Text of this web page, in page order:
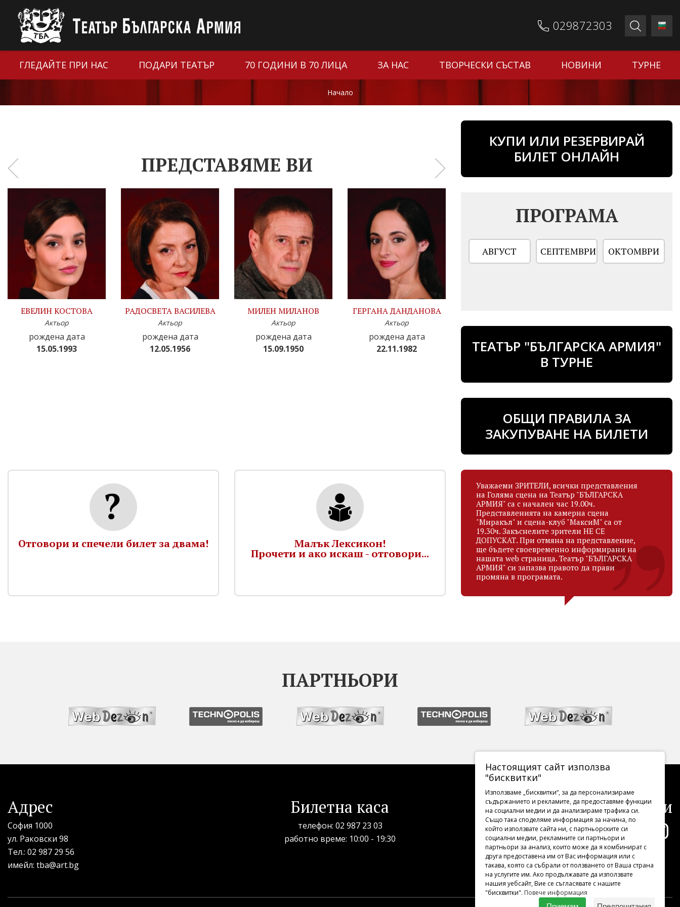
029872303
ГЛЕДАЙТЕ ПРИ НАС ПОДАРИ ТЕАТЪР 70 ГОДИНИ В 70 ЛИЦА ЗА НАС ТВОРЧЕСКИ СЪСТАВ НОВИНИ ТУРНЕ
Начало
ПРЕДСТАВЯМЕ ВИ
ЕВЕЛИН КОСТОВА
Актьор
рождена дата
15.05.1993
РАДОСВЕТА ВАСИЛЕВА
Актьор
рождена дата
12.05.1956
МИЛЕН МИЛАНОВ
Актьор
рождена дата
15.09.1950
ГЕРГАНА ДАНДАНОВА
Актьор
рождена дата
22.11.1982
03.05.1972
12.12.1992
‹ ›
КУПИ ИЛИ РЕЗЕРВИРАЙ
БИЛЕТ ОНЛАЙН
ПРОГРАМА
АВГУСТ СЕПТЕМВРИ ОКТОМВРИ
ТЕАТЪР "БЪЛГАРСКА АРМИЯ"
В ТУРНЕ
ОБЩИ ПРАВИЛА ЗА
ЗАКУПУВАНЕ НА БИЛЕТИ
Отговори и спечели билет за двама! Малък Лексикон!
Прочети и ако искаш - отговори...
Уважаеми ЗРИТЕЛИ, всички представления
на Голяма сцена на Театър "БЪЛГАРСКА
АРМИЯ" са с начален час 19.00ч.
Представленията на камерна сцена
"Миракъл" и сцена-клуб "МаксиМ" са от
19.30ч. Закъснелите зрители НЕ СЕ
ДОПУСКАТ. При отмяна на представление,
ще бъдете своевременно информирани на
нашата web страница. Театър "БЪЛГАРСКА
АРМИЯ" си запазва правото да прави
промяна в програмата.
ПАРТНЬОРИ
Адрес
София 1000
ул. Раковски 98
Тел.: 02 987 29 56
имейл: tba@art.bg
Билетна каса
телефон: 02 987 23 03
рабoтно време: 10:00 - 19:30
Последвайте ни
Настоящият сайт използва
"бисквитки"
Използваме „бисквитки“, за да персонализираме
съдържанието и рекламите, да предоставяме функции
на социални медии и да анализираме трафика си.
Също така споделяме информация за начина, по
който използвате сайта ни, с партньорските си
социални медии, рекламните си партньори и
партньори за анализ, които може да я комбинират с
друга предоставена им от Вас информация или с
такава, която са събрали от ползването от Ваша страна
на услугите им. Ако продължавате да използвате
нашия уебсайт, Вие се съгласявате с нашите
"бисквитки". Повече информация